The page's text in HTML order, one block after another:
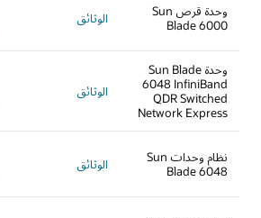
وحدة قرص Sun
Blade 6000
الوثائق
وحدة Sun Blade
6048 InfiniBand
QDR Switched
Network Express
الوثائق
نظام وحدات Sun
Blade 6048
الوثائق